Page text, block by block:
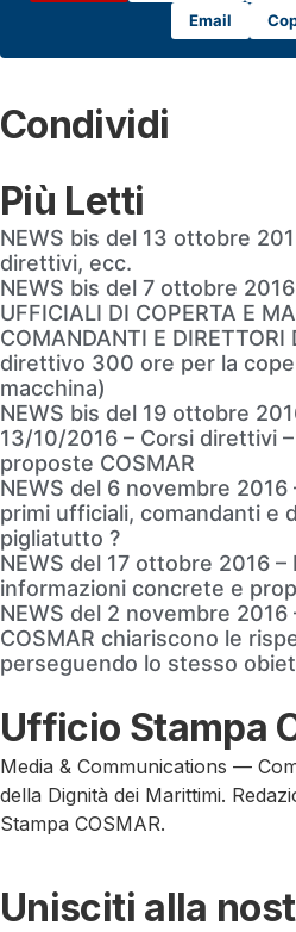
Email
Condividi
Più Letti
NEWS bis del 13 ottobre
direttivi, ecc.
NEWS bis del 7 ottobre 2016
UFFICIALI DI COPERTA E
COMANDANTI E
direttivo 300 ore per la
macchina)
NEWS bis del 19 ottobre
13/10/2016 – Corsi direttivi
proposte COSMAR
NEWS del 6 novembre
primi ufficiali, comandanti e
pigliatutto ?
NEWS del 17 ottobre 2016 –
informazioni concrete e
NEWS del 2 novembre 2016
COSMAR chiariscono le
perseguendo lo stesso
Ufficio Stampa
Media & Communications —
della Dignità dei Marittimi.
Stampa COSMAR.
Unisciti alla